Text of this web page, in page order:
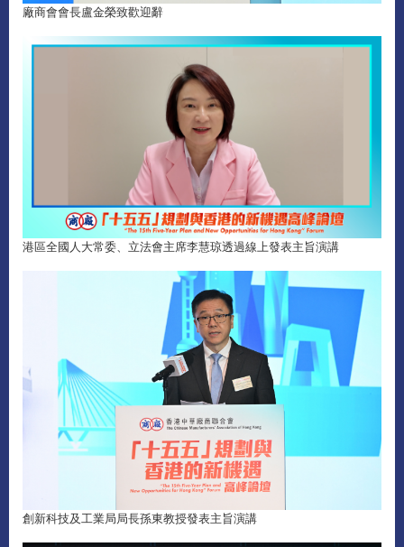
廠商會會長盧金榮致歡迎辭
港區全國人大常委、立法會主席李慧琼透過線上發表主旨演講
創新科技及工業局局長孫東教授發表主旨演講